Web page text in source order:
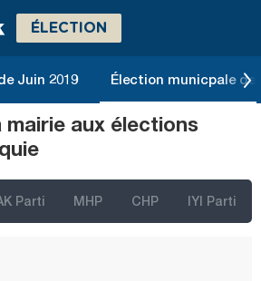
ÉLECTION
Juin 2019 Élection municpale de
mairie aux élections
Parti MHP CHP IYI Parti